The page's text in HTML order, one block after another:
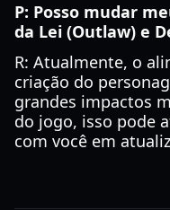
P: Posso mudar
da Lei (Outlaw) e
R: Atualmente, o
criação do
grandes impactos
do jogo, isso pode
com você em